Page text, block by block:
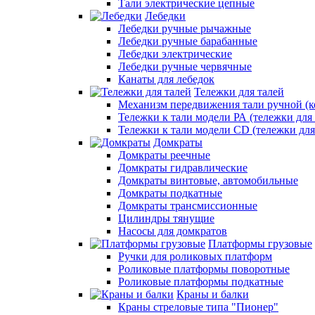
Тали электрические цепные
Лебедки
Лебедки ручные рычажные
Лебедки ручные барабанные
Лебедки электрические
Лебедки ручные червячные
Канаты для лебедок
Тележки для талей
Механизм передвижения тали ручной
Тележки к тали модели РА (тележки для
Тележки к тали модели CD (тележки
Домкраты
Домкраты реечные
Домкраты гидравлические
Домкраты винтовые, автомобильные
Домкраты подкатные
Домкраты трансмиссионные
Цилиндры тянущие
Насосы для домкратов
Платформы грузовые
Ручки для роликовых платформ
Роликовые платформы поворотные
Роликовые платформы подкатные
Краны и балки
Краны стреловые типа "Пионер"